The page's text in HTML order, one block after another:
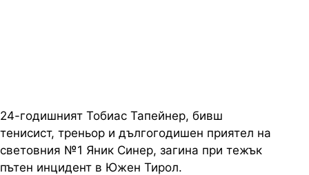
24-годишният Тобиас Тапейнер, бивш
тенисист, треньор и дългогодишен приятел на
световния №1 Яник Синер, загина при тежък
пътен инцидент в Южен Тирол.